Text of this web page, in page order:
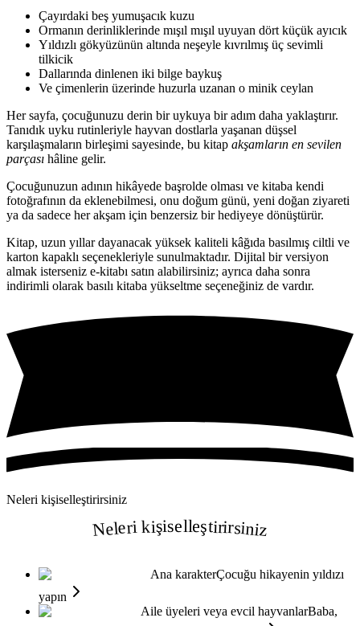
Çayırdaki beş yumuşacık kuzu
Ormanın derinliklerinde mışıl mışıl uyuyan dört küçük ayıcık
Yıldızlı gökyüzünün altında neşeyle kıvrılmış üç sevimli
tilkicik
Dallarında dinlenen iki bilge baykuş
Ve çimenlerin üzerinde huzurla uzanan o minik ceylan
Her sayfa, çocuğunuzu derin bir uykuya bir adım daha yaklaştırır.
Tanıdık uyku rutinleriyle hayvan dostlarla yaşanan düşsel
karşılaşmaların birleşimi sayesinde, bu kitap akşamların en sevilen
parçası hâline gelir.
Çocuğunuzun adının hikâyede başrolde olması ve kitaba kendi
fotoğrafının da eklenebilmesi, onu doğum günü, yeni doğan ziyareti
ya da sadece her akşam için benzersiz bir hediyeye dönüştürür.
Kitap, uzun yıllar dayanacak yüksek kaliteli kâğıda basılmış ciltli ve
karton kapaklı seçenekleriyle sunulmaktadır. Dijital bir versiyon
almak isterseniz e-kitabı satın alabilirsiniz; ayrıca daha sonra
indirimli olarak basılı kitaba yükseltme seçeneğiniz de vardır.
Neleri kişiselleştirirsiniz
Neleri kişiselleştirirsiniz
Ana karakterÇocuğu hikayenin yıldızı
yapın
Aile üyeleri veya evcil hayvanlarBaba,